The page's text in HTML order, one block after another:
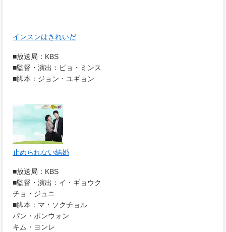
インスンはきれいだ
■放送局：KBS
■監督・演出：ピョ・ミンス
■脚本：ジョン・ユギョン
止められない結婚
■放送局：KBS
■監督・演出：イ・ギョウク
チョ・ジュニ
■脚本：マ・ソクチョル
パン・ボンウォン
キム・ヨンレ